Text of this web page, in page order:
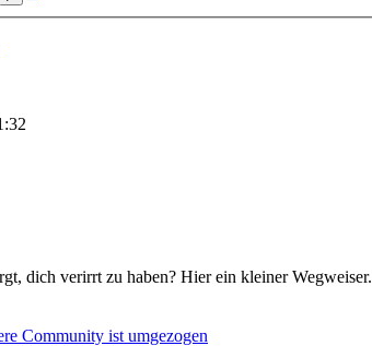
dich verirrt zu haben? Hier ein kleiner Wegweiser.
Community ist umgezogen